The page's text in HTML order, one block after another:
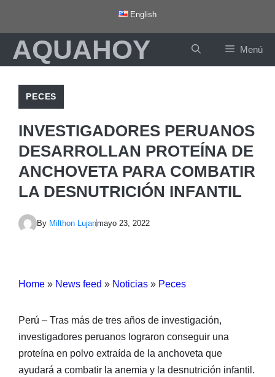
contenido
English
AQUAHOY Menú
PECES
INVESTIGADORES PERUANOS
DESARROLLAN PROTEÍNA DE
ANCHOVETA PARA COMBATIR
LA DESNUTRICIÓN INFANTIL
By Milthon Lujanmayo 23, 2022
Home » News feed » Noticias » Peces
Perú – Tras más de tres años de investigación,
investigadores peruanos lograron conseguir una
proteína en polvo extraída de la anchoveta que
ayudará a combatir la anemia y la desnutrición infantil.